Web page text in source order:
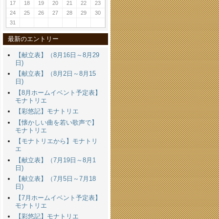
17 18 19 20 21 22
23
24
25 26 27 28 29
30
31
最新のエントリー
【献立表】（8月16日～8月29
日)
【献立表】（8月2日～8月15
日)
【8月ホームイベント予定表】
モナトリエ
【彩悠記】モナトリエ
【懐かしい曲を若い歌声で】
モナトリエ
【モナトリエから】モナトリ
エ
【献立表】（7月19日～8月1
日)
【献立表】（7月5日～7月18
日)
【7月ホームイベント予定表】
モナトリエ
【彩悠記】モナトリエ